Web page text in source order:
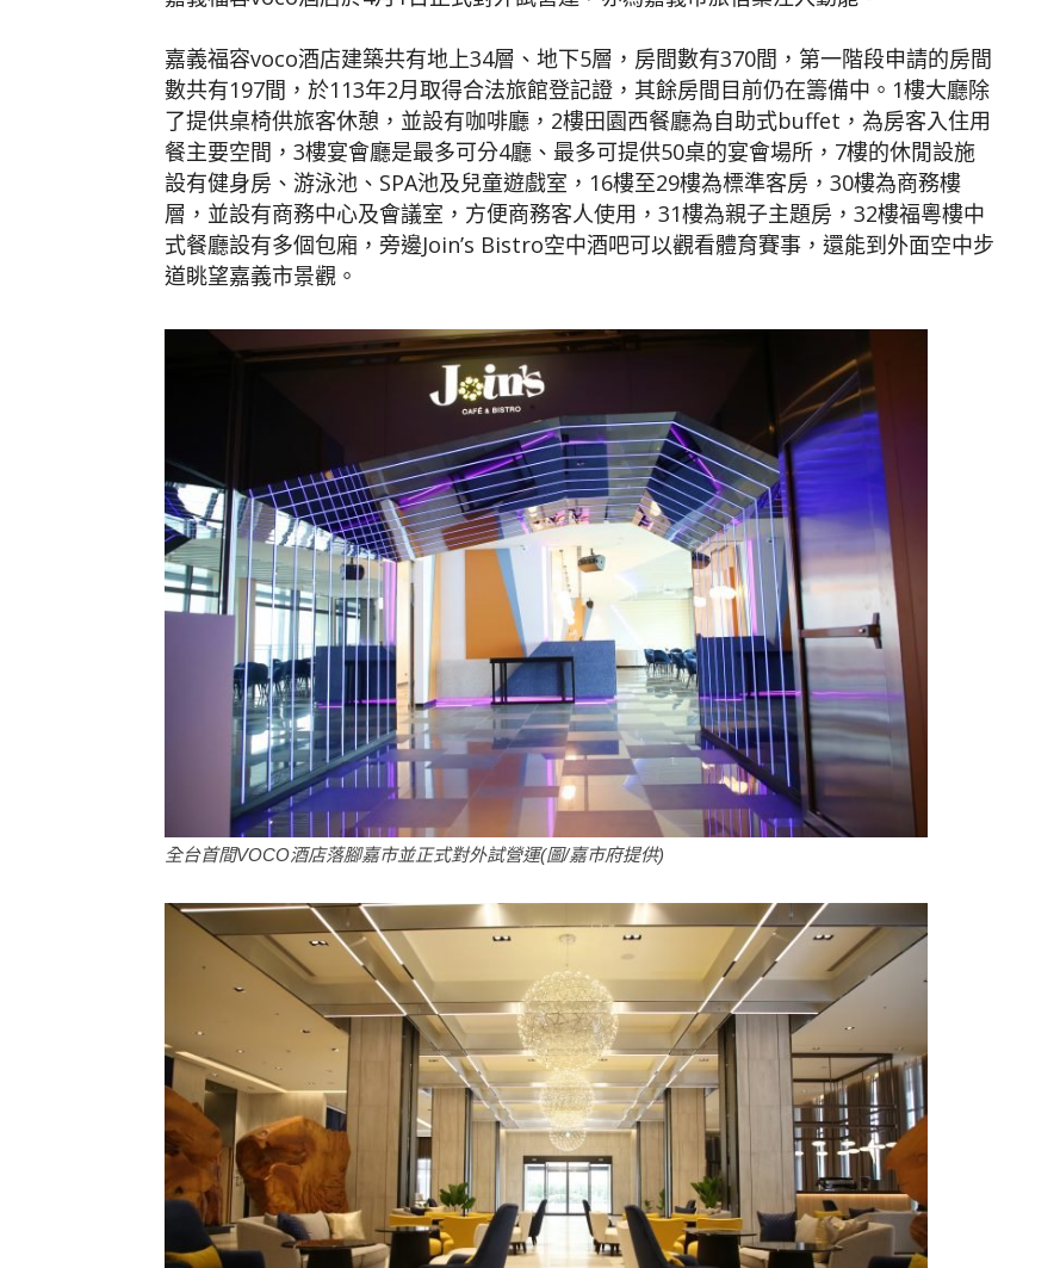
嘉義福容voco酒店建築共有地上34層、地下5層，房間數有370間，第一階段申請的房間
數共有197間，於113年2月取得合法旅館登記證，其餘房間目前仍在籌備中。1樓大廳除
了提供桌椅供旅客休憩，並設有咖啡廳，2樓田園西餐廳為自助式buffet，為房客入住用
餐主要空間，3樓宴會廳是最多可分4廳、最多可提供50桌的宴會場所，7樓的休閒設施
設有健身房、游泳池、SPA池及兒童遊戲室，16樓至29樓為標準客房，30樓為商務樓
層，並設有商務中心及會議室，方便商務客人使用，31樓為親子主題房，32樓福粵樓中
式餐廳設有多個包廂，旁邊Join’s Bistro空中酒吧可以觀看體育賽事，還能到外面空中步
道眺望嘉義市景觀。
全台首間VOCO酒店落腳嘉市並正式對外試營運(圖/嘉市府提供)